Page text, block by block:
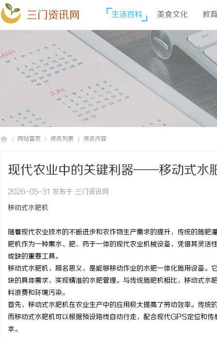
三门资讯网 生活百科 美食文化 教
网站首页 资讯列表 资讯内容
现代农业中的关键利器——移动式水
2026-05-31 发布于 三门资讯网
移动式水肥机
随着现代农业技术的不断进步和农作物生产需求的提升，传统的施
肥机作为一种集水、肥、药于一体的现代农业机械设备，凭借其灵
或缺的重要工具。
移动式水肥机，顾名思义，是能够移动作业的水肥一体化施用设备
块的具体需求，实现精准的水肥管理。与传统施肥机相比，移动式
料浪费和环境污染。
首先，移动式水肥机在农业生产中的应用极大提高了劳动效率。传
而移动式水肥机可以根据预设路线自动行走，配合现代GPS定位和
本。